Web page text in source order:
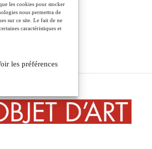
les cookies pour stocker
nous permettra de
sur ce site. Le fait de ne
caractéristiques et
les préférences